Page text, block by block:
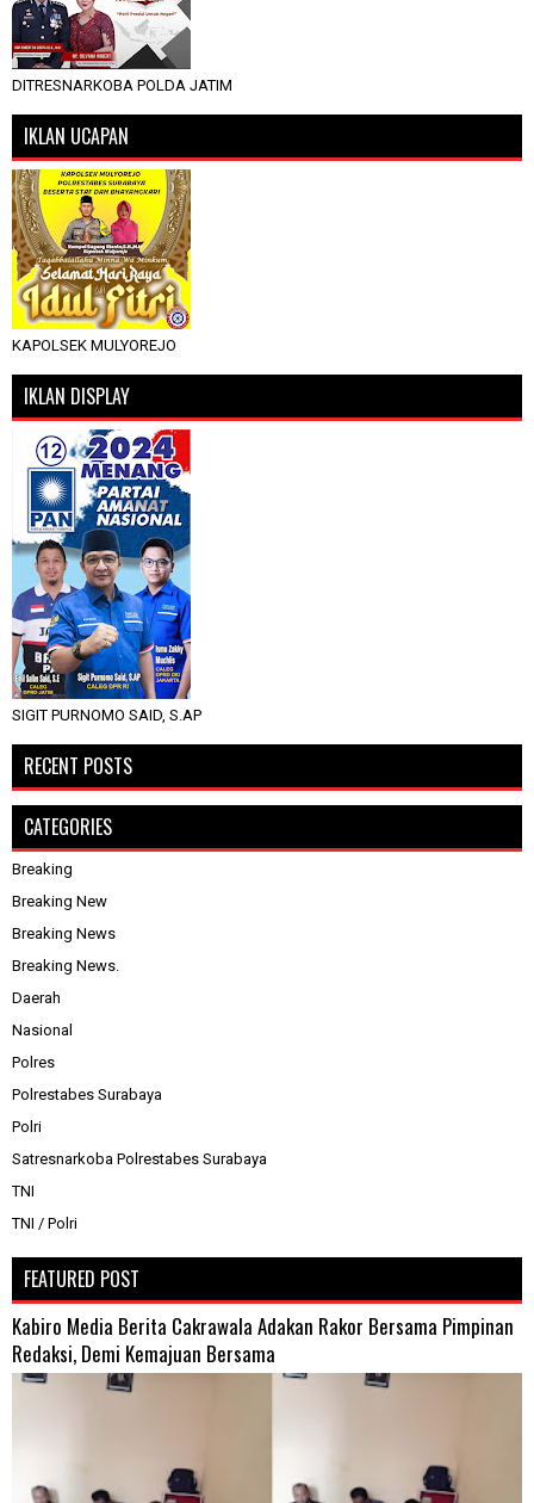
DITRESNARKOBA POLDA JATIM
IKLAN UCAPAN
KAPOLSEK MULYOREJO
IKLAN DISPLAY
SIGIT PURNOMO SAID, S.AP
RECENT POSTS
CATEGORIES
Breaking
Breaking New
Breaking News
Breaking News.
Daerah
Nasional
Polres
Polrestabes Surabaya
Polri
Satresnarkoba Polrestabes Surabaya
TNI
TNI / Polri
FEATURED POST
Kabiro Media Berita Cakrawala Adakan Rakor Bersama Pimpinan
Redaksi, Demi Kemajuan Bersama